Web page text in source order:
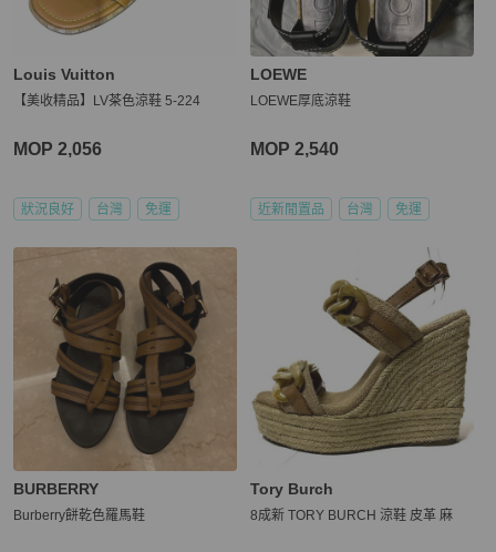
Louis Vuitton
【美收精品】LV茶色涼鞋 5-224
MOP 2,056
狀況良好 台灣 免運
LOEWE
LOEWE厚底涼鞋
MOP 2,540
近新閒置品 台灣 免運
BURBERRY
Burberry餅乾色羅馬鞋
Tory Burch
8成新 TORY BURCH 涼鞋 皮革 麻